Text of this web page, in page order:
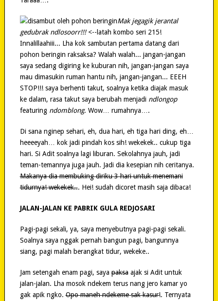
Mak jegagik jerantal
gedubrak ndlosoorr!!! <--latah kombo seri 215!
Innalillaahiii... Lha kok sambutan pertama datang dari
pohon beringin raksaksa? Walah walah... jangan-jangan
saya sedang digiring ke kuburan nih, jangan-jangan saya
mau dimasukin ruman hantu nih, jangan-jangan... EEEH
STOP!!! saya berhenti takut, soalnya ketika diajak masuk
ke dalam, rasa takut saya berubah menjadi ndlongop
featuring ndomblong. Wow… rumahnya….
Di sana nginep sehari, eh, dua hari, eh tiga hari ding, eh…
heeeeyah… kok jadi pindah kos sih! wekekek.. cukup tiga
hari. Si Adit soalnya lagi liburan. Sekolahnya jauh, jadi
teman-temannya juga jauh. Jadi dia kesepian nih ceritanya.
Makanya dia membuking diriku 3 hari untuk menemani
tidurnya! wekekek... Hei! sudah dicoret masih saja dibaca!
JALAN-JALAN KE PABRIK GULA REDJOSARI
Pagi-pagi sekali, ya, saya menyebutnya pagi-pagi sekali.
Soalnya saya nggak pernah bangun pagi, bangunnya
siang, pagi malah berangkat tidur, wekeke..
Jam setengah enam pagi, sayapaksaajak si Adit untuk
jalan-jalan. Lha mosok ndekem terus nang jero kamar yo
gak apik ngko.Opo maneh ndekeme sak kasur!. Ternyata